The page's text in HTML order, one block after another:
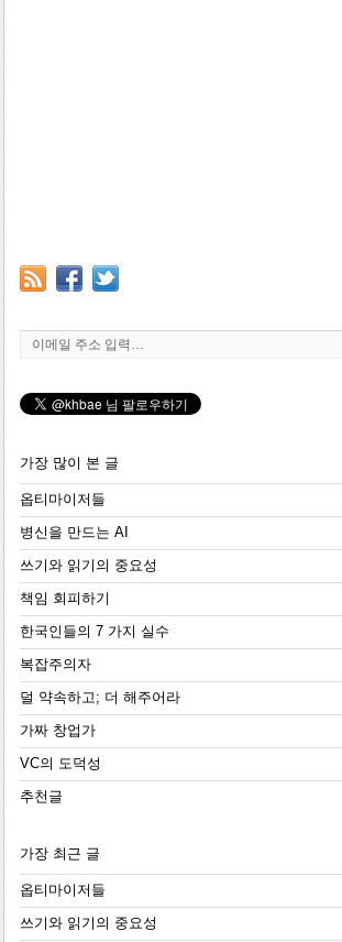
이메일 주소 입력…
가장 많이 본 글
옵티마이저들
병신을 만드는 AI
쓰기와 읽기의 중요성
책임 회피하기
한국인들의 7 가지 실수
복잡주의자
덜 약속하고; 더 해주어라
가짜 창업가
VC의 도덕성
추천글
가장 최근 글
옵티마이저들
쓰기와 읽기의 중요성